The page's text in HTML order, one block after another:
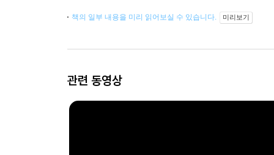
책의 일부 내용을 미리 읽어보실 수 있습니다. 미리보기
관련 동영상